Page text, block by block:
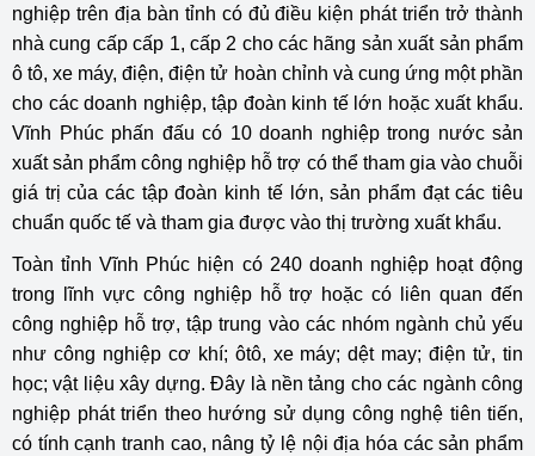
nghiệp trên địa bàn tỉnh có đủ điều kiện phát triển trở thành
nhà cung cấp cấp 1, cấp 2 cho các hãng sản xuất sản phẩm
ô tô, xe máy, điện, điện tử hoàn chỉnh và cung ứng một phần
cho các doanh nghiệp, tập đoàn kinh tế lớn hoặc xuất khẩu.
Vĩnh Phúc phấn đấu có 10 doanh nghiệp trong nước sản
xuất sản phẩm công nghiệp hỗ trợ có thể tham gia vào chuỗi
giá trị của các tập đoàn kinh tế lớn, sản phẩm đạt các tiêu
chuẩn quốc tế và tham gia được vào thị trường xuất khẩu.
Toàn tỉnh Vĩnh Phúc hiện có 240 doanh nghiệp hoạt động
trong lĩnh vực công nghiệp hỗ trợ hoặc có liên quan đến
công nghiệp hỗ trợ, tập trung vào các nhóm ngành chủ yếu
như công nghiệp cơ khí; ôtô, xe máy; dệt may; điện tử, tin
học; vật liệu xây dựng. Đây là nền tảng cho các ngành công
nghiệp phát triển theo hướng sử dụng công nghệ tiên tiến,
có tính cạnh tranh cao, nâng tỷ lệ nội địa hóa các sản phẩm